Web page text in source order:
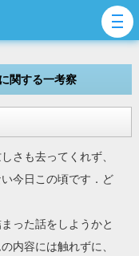
関する一考察
さも去ってくれず、
今日この頃です．ど
った話をしようかと
内容には触れずに、